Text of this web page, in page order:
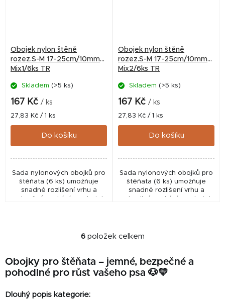
Obojek nylon štěně
rozez.S-M 17-25cm/10mm
Mix1/6ks TR
Skladem (>5 ks)
167 Kč / ks
Měrná
cena:
27,83 Kč / 1 ks
Do košíku
Sada nylonových obojků pro
štěňata (6 ks) umožňuje
snadné rozlišení vrhu a
pohodlné zvykání na obojek
Obojek nylon štěně
rozez.S-M 17-25cm/10mm
Mix2/6ks TR
Skladem (>5 ks)
167 Kč / ks
Měrná
cena:
27,83 Kč / 1 ks
Do košíku
Sada nylonových obojků pro
štěňata (6 ks) umožňuje
snadné rozlišení vrhu a
pohodlné zvykání na obojek
O
l
á
6položek celkem
Obojky pro štěňata – jemné, bezpečné a
pohodlné pro růst vašeho psa 🐶💛
Dlouhý popis kategorie: